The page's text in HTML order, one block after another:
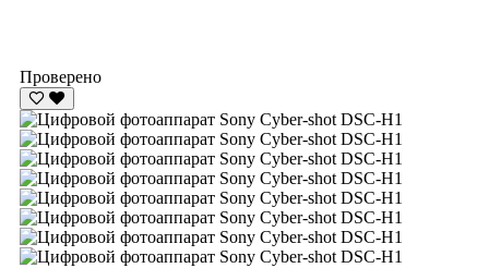
Проверено